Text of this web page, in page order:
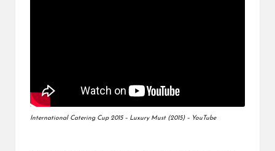
International Catering Cup 2015 – Luxury Must (2015) – YouTube